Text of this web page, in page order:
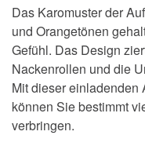
Das Karomuster der
und Orangetönen
Gefühl. Das Design
Nackenrollen und die
Mit dieser einladenden
können Sie bestimmt
verbringen.